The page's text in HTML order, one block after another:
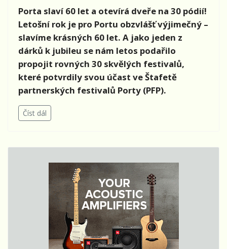
Porta slaví 60 let a otevírá dveře na 30 pódií!
Letošní rok je pro Portu obzvlášť výjimečný –
slavíme krásných 60 let. A jako jeden z
dárků k jubileu se nám letos podařilo
propojit rovných 30 skvělých festivalů,
které potvrdily svou účast ve Štafetě
partnerských festivalů Porty (PFP).
Číst dál